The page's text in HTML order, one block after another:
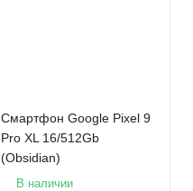
Смартфон Google Pixel 9
Pro XL 16/512Gb
(Obsidian)
В наличии